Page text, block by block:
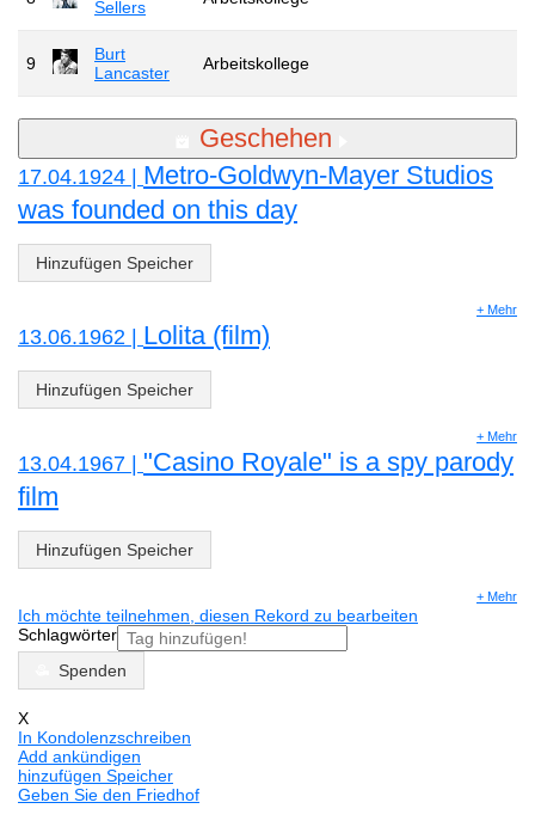
Sellers
9
Burt
Lancaster
Arbeitskollege
Geschehen
17.04.1924 | Metro-Goldwyn-Mayer Studios
was founded on this day
Hinzufügen Speicher
+ Mehr
13.06.1962 | Lolita (film)
Hinzufügen Speicher
+ Mehr
13.04.1967 | "Casino Royale" is a spy parody
film
Hinzufügen Speicher
+ Mehr
Ich möchte teilnehmen, diesen Rekord zu bearbeiten
Schlagwörter
Spenden
X
In Kondolenzschreiben
Add ankündigen
hinzufügen Speicher
Geben Sie den Friedhof